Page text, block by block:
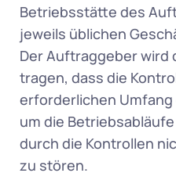
Betriebsstätte des
jeweils üblichen
Der Auftraggeber wird
tragen, dass die
erforderlichen
um die
durch die Kontrollen
zu stören.